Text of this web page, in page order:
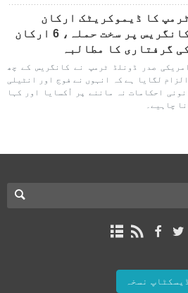
ٹرمپ کا ڈیموکریٹک ارکان
کانگریس پر سخت حملہ، 6 ارکان
گرفتاری کا مطالبہ
امریکی صدر ڈونلڈ ٹرمپ نے کانگریس کے چھ
لگایا ہے کہ انہوں نے فوج اور انٹیلی
احکامات نہ ماننے پر اُکسایا اور کہا
چاہیے۔
ڈیسکٹاپ نسخہ